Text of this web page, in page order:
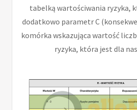
tabelką wartościwania ryzyka,
dodatkowo parametr C
komórka wskazująca wartość
ryzyka, która jest dla